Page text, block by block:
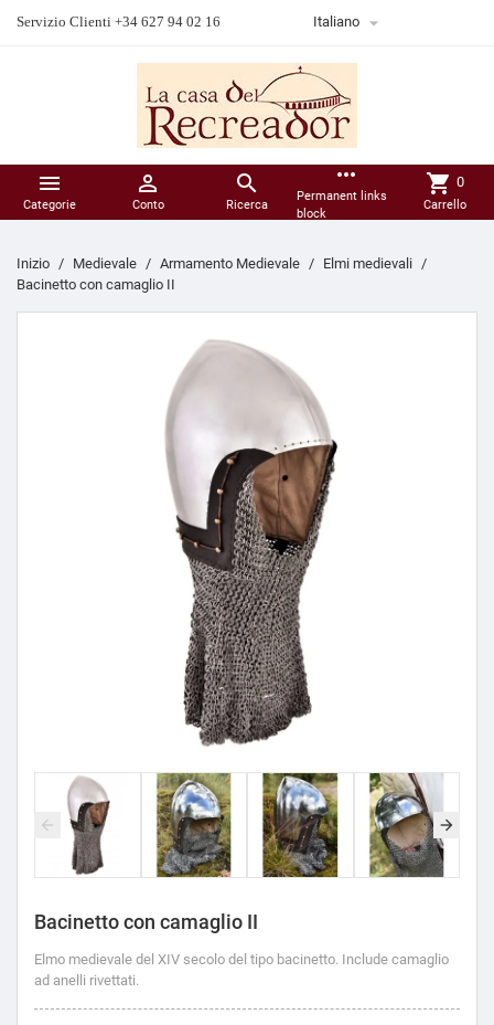
Servizio Clienti +34 627 94 02 16 Italiano 

Categorie

Conto

Ricerca
more_horiz
Permanent links
block
shopping_cart 0
Carrello
Inizio Medievale Armamento Medievale
Elmi medievali
Bacinetto con camaglio II
Bacinetto con camaglio II
Elmo medievale del XIV secolo del tipo bacinetto. Include camaglio
ad anelli rivettati.